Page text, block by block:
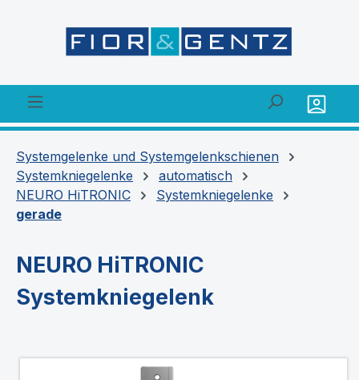
Systemgelenke und Systemgelenkschienen
Systemkniegelenke
automatisch
NEURO HiTRONIC
Systemkniegelenke
gerade
NEURO HiTRONIC
Systemkniegelenk
Bildergalerie überspringen